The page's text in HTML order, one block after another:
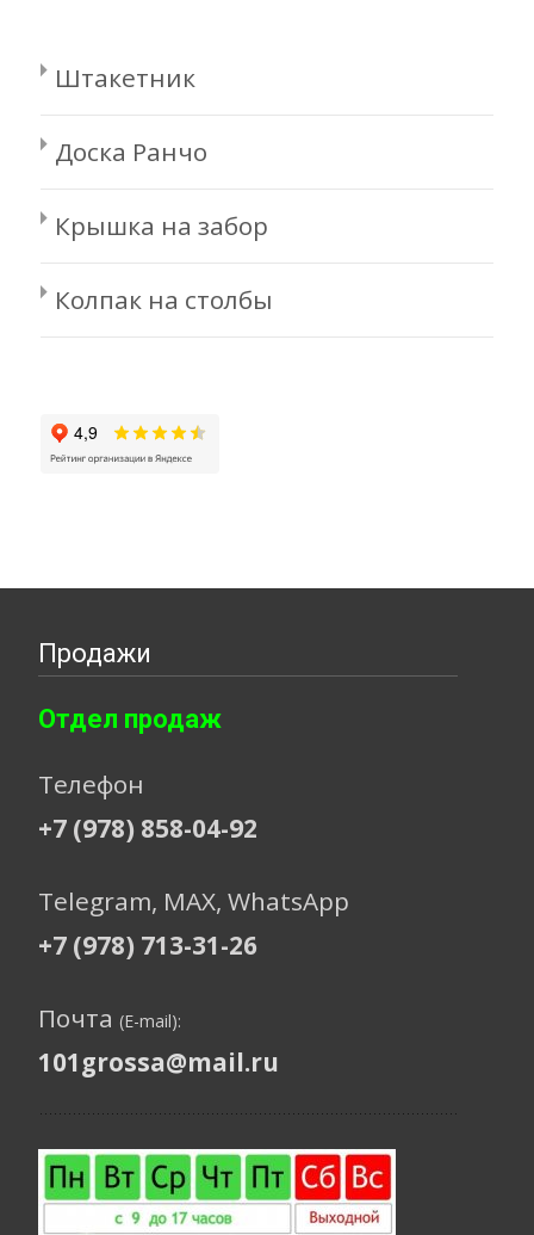
Штакетник
Доска Ранчо
Крышка на забор
Колпак на столбы
Продажи
Отдел продаж
Телефон
+7 (978) 858-04-92
Telegram, МАХ, WhatsApp
+7 (978) 713-31-26
Почта (E-mail):
101grossa@mail.ru